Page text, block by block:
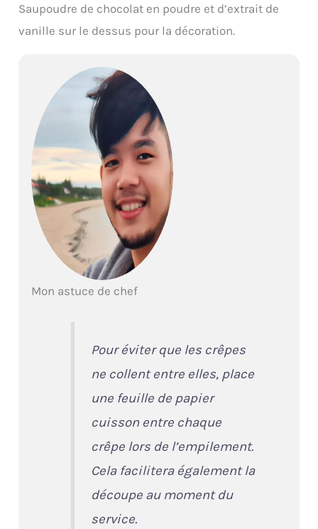
Saupoudre de chocolat en poudre et d’extrait de
vanille sur le dessus pour la décoration.
Mon astuce de chef
Pour éviter que les crêpes
ne collent entre elles, place
une feuille de papier
cuisson entre chaque
crêpe lors de l’empilement.
Cela facilitera également la
découpe au moment du
service.